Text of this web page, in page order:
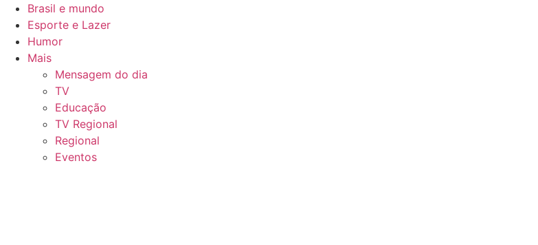
Brasil e mundo
Esporte e Lazer
Humor
Mais
Mensagem do dia
TV
Educação
TV Regional
Regional
Eventos